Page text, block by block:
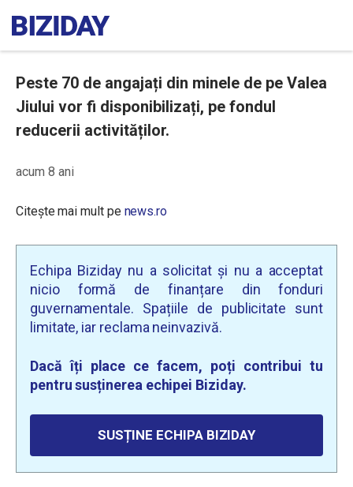
Peste 70 de angajați din minele de pe Valea
Jiului vor fi disponibilizați, pe fondul
reducerii activităților.
acum 8 ani
Citește mai mult pe news.ro
Echipa Biziday nu a solicitat și nu a acceptat
nicio formă de finanțare din fonduri
guvernamentale. Spațiile de publicitate sunt
limitate, iar reclama neinvazivă.
Dacă îți place ce facem, poți contribui tu
pentru susținerea echipei Biziday.
SUSȚINE ECHIPA BIZIDAY